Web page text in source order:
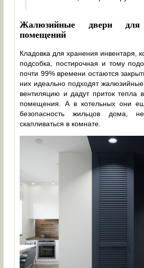
Жалюзийные двери для
помещений
Кладовка для хранения инвентаря,
подсобка, постирочная и тому
почти 99% времени остаются
них идеально подходят
вентиляцию и дадут приток тепла
помещения. А в котельных они
безопасность жильцов дома,
скапливаться в комнате.